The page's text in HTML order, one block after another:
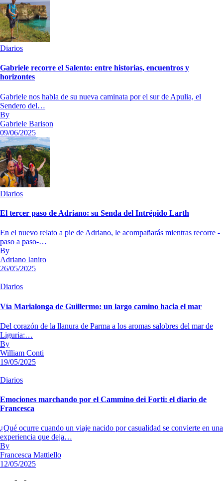
Diarios
Gabriele recorre el Salento: entre historias, encuentros y
horizontes
Gabriele nos habla de su nueva caminata por el sur de Apulia, el
Sendero del…
By
Gabriele Barison
09/06/2025
Diarios
El tercer paso de Adriano: su Senda del Intrépido Larth
En el nuevo relato a pie de Adriano, le acompañarás mientras recorre -
paso a paso-…
By
Adriano Ianiro
26/05/2025
Diarios
Vía Marialonga de Guillermo: un largo camino hacia el mar
Del corazón de la llanura de Parma a los aromas salobres del mar de
Liguria:…
By
William Conti
19/05/2025
Diarios
Emociones marchando por el Cammino dei Forti: el diario de
Francesca
¿Qué ocurre cuando un viaje nacido por casualidad se convierte en una
experiencia que deja…
By
Francesca Mattiello
12/05/2025